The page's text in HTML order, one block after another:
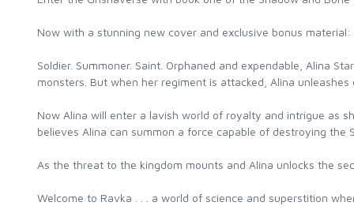
Now with a stunning new cover and exclusive bonus
Soldier. Summoner. Saint. Orphaned and expendable, Alina
monsters. But when her regiment is attacked, Alina
Now Alina will enter a lavish world of royalty and intrigue as
believes Alina can summon a force capable of destroying
As the threat to the kingdom mounts and Alina unlocks the